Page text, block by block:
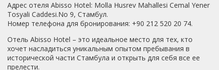
Адрес отеля Abisso Hotel: Molla Husrev Mahallesi Cemal Yener
Tosyali Caddesi.No 9, Стамбул.
Номер телефона для бронирования: +90 212 520 20 74.
Отель Abisso Hotel – это идеальное место для тех, кто
хочет насладиться уникальным опытом пребывания в
исторической части Стамбула и открыть для себя все ее
прелести.